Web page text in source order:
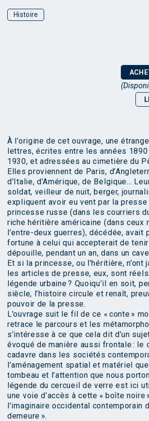
Histoire
À l’origine de cet ouvrage, une
lettres, écrites entre les années
1930, et adressées au cimetière du
Elles proviennent de Paris,
d’Italie, d’Amérique, de Belgique…
soldat, veilleur de nuit, berger,
expliquent avoir eu vent par la presse
princesse russe (dans les courriers
riche héritière américaine (dans ceux
l’entre-deux guerres), décédée, avait
fortune à celui qui accepterait de
dépouille, pendant un an, dans un
Et si la princesse, ou l’héritière, n’ont
les articles de presse, eux, sont
légende urbaine ? Quoiqu’il en soit,
siècle, l’histoire circule et renaît,
pouvoir de la presse.
L’ouvrage suit le fil de ce « conte »
retrace le parcours et les
s’intéresse à ce que cela dit d’un
évoqué de manière aussi frontale : le
cadavre dans les sociétés
l’aménagement spatial et matériel
tombeau et l’attention que nous
légende du cercueil de verre est ici
une voie d’accès à cette « boîte noire
l’imaginaire occidental contemporain
demeure ».